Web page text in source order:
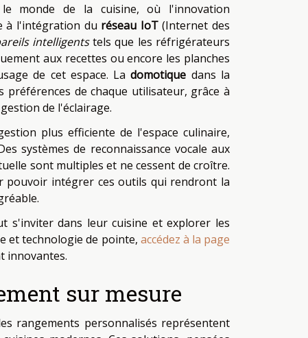
monde de la cuisine, où l'innovation
à l'intégration du réseau IoT(Internet des
intelligentstels que les réfrigérateurs
aux recettes ou encore les planches
de cet espace. Ladomotique dans la
de chaque utilisateur, grâce à
de l'éclairage.
plus efficiente de l'espace culinaire,
systèmes de reconnaissance vocale aux
sont multiples et ne cessent de croître.
pouvoir intégrer ces outils qui rendront la
s'inviter dans leur cuisine et explorer les
et technologie de pointe, accédez à la page
innovantes.
sur mesure
rangements personnalisés représentent